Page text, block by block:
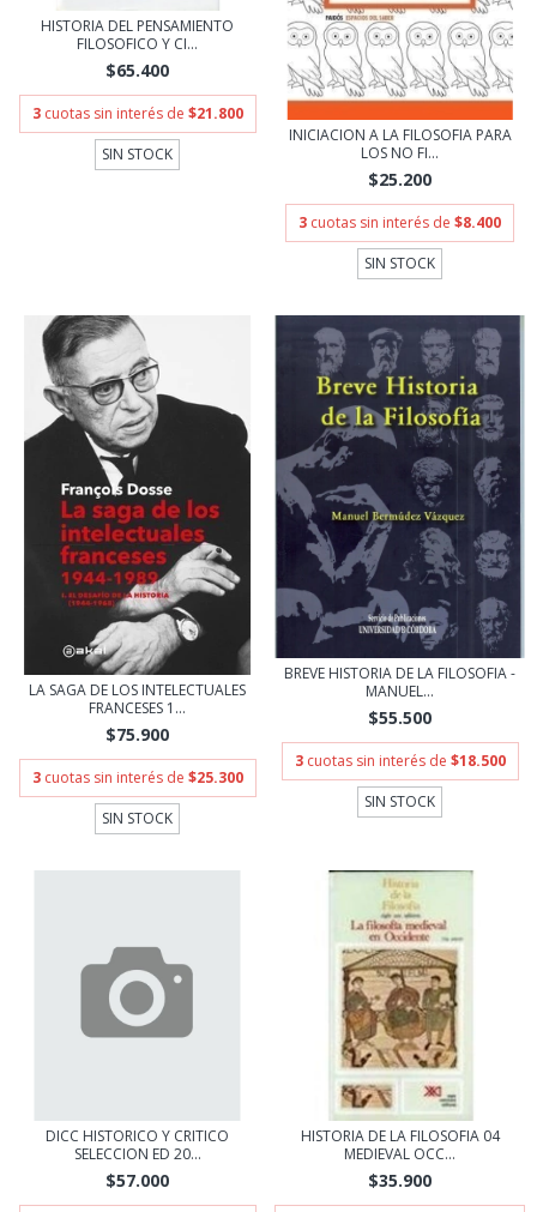
HISTORIA DEL PENSAMIENTO
FILOSOFICO Y CI...
$65.400
3 cuotas sin interés de $21.800
SIN STOCK
INICIACION A LA FILOSOFIA PARA
LOS NO FI...
$25.200
3 cuotas sin interés de $8.400
SIN STOCK
LA SAGA DE LOS INTELECTUALES
FRANCESES 1...
$75.900
3 cuotas sin interés de $25.300
SIN STOCK
BREVE HISTORIA DE LA FILOSOFIA -
MANUEL...
$55.500
3 cuotas sin interés de $18.500
SIN STOCK
DICC HISTORICO Y CRITICO
SELECCION ED 20...
$57.000
HISTORIA DE LA FILOSOFIA 04
MEDIEVAL OCC...
$35.900